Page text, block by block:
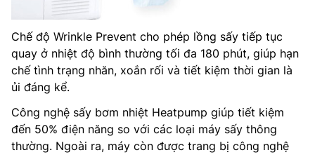
Chế độ Wrinkle Prevent cho phép lồng sấy tiếp tục
quay ở nhiệt độ bình thường tối đa 180 phút, giúp hạn
chế tình trạng nhăn, xoắn rối và tiết kiệm thời gian là
ủi đáng kể.
Công nghệ sấy bơm nhiệt Heatpump giúp tiết kiệm
đến 50% điện năng so với các loại máy sấy thông
thường. Ngoài ra, máy còn được trang bị công nghệ